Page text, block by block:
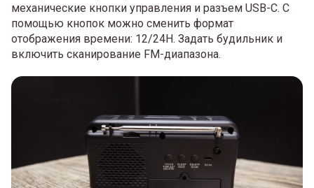
механические кнопки управления и разъем USB-C. С
помощью кнопок можно сменить формат
отображения времени: 12/24H. Задать будильник и
включить сканирование FM-диапазона.